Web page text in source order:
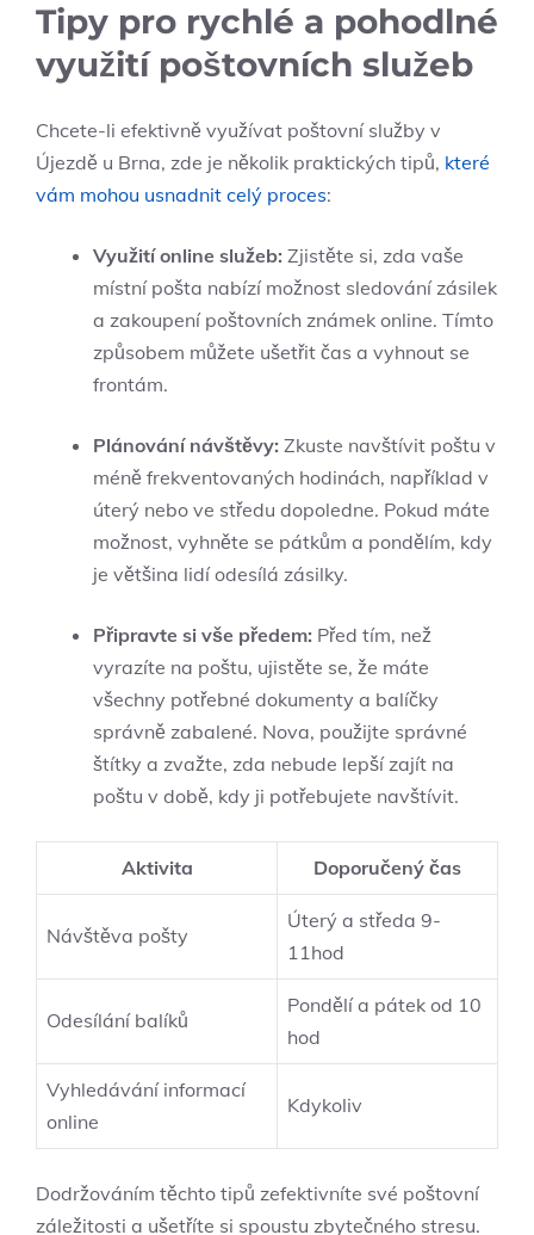
Tipy pro rychlé a pohodlné
využití poštovních služeb
Chcete-li efektivně využívat poštovní služby v
Újezdě u Brna, zde je několik praktických tipů, které
vám mohou usnadnit celý proces:
Využití online služeb: Zjistěte si, zda vaše
místní pošta nabízí možnost sledování zásilek
a zakoupení poštovních známek online. Tímto
způsobem můžete ušetřit čas a vyhnout se
frontám.
Plánování návštěvy: Zkuste navštívit poštu v
méně frekventovaných hodinách, například v
úterý nebo ve středu dopoledne. Pokud máte
možnost, vyhněte se pátkům a pondělím, kdy
je většina lidí odesílá zásilky.
Připravte si vše předem: Před tím, než
vyrazíte na poštu, ujistěte se, že máte
všechny potřebné dokumenty a balíčky
správně zabalené. Nova, použijte správné
štítky a zvažte, zda nebude lepší zajít na
poštu v době, kdy ji potřebujete navštívit.
Aktivita Doporučený čas
Návštěva pošty
Úterý a středa 9-
11hod
Odesílání balíků
Pondělí a pátek od 10
hod
Vyhledávání informací
online
Kdykoliv
Dodržováním těchto tipů zefektivníte své poštovní
záležitosti a ušetříte si spoustu zbytečného stresu.